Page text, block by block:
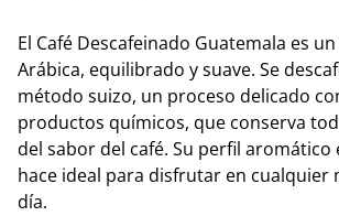
El Café Descafeinado Guatemala es
Arábica, equilibrado y suave. Se
método suizo, un proceso delicado
productos químicos, que conserva
del sabor del café. Su perfil
hace ideal para disfrutar en cualquier
día.